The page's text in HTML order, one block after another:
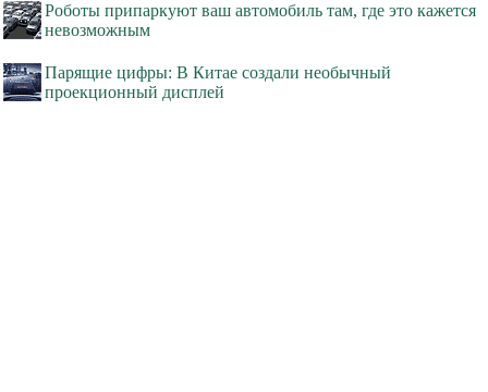
Роботы припаркуют ваш автомобиль там, где это кажется
невозможным
Парящие цифры: В Китае создали необычный
проекционный дисплей